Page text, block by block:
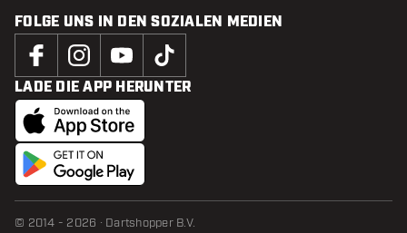
FOLGE UNS IN DEN SOZIALEN MEDIEN
LADE DIE APP HERUNTER
© 2014 - 2026 · Dartshopper B.V.